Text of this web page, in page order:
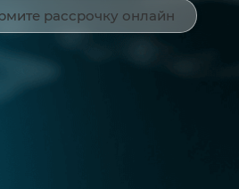
рассрочку онлайн